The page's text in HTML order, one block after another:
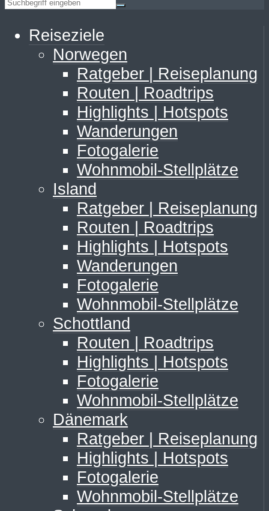
Reiseziele
Norwegen
Ratgeber | Reiseplanung
Routen | Roadtrips
Highlights | Hotspots
Wanderungen
Fotogalerie
Wohnmobil-Stellplätze
Island
Ratgeber | Reiseplanung
Routen | Roadtrips
Highlights | Hotspots
Wanderungen
Fotogalerie
Wohnmobil-Stellplätze
Schottland
Routen | Roadtrips
Highlights | Hotspots
Fotogalerie
Wohnmobil-Stellplätze
Dänemark
Ratgeber | Reiseplanung
Highlights | Hotspots
Fotogalerie
Wohnmobil-Stellplätze